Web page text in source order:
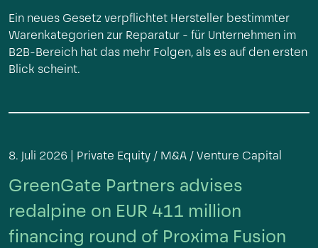
Ein neues Gesetz verpflichtet Hersteller bestimmter
Warenkategorien zur Reparatur - für Unternehmen im
B2B-Bereich hat das mehr Folgen, als es auf den ersten
Blick scheint.
8. Juli 2026 | Private Equity / M&A / Venture Capital
GreenGate Partners advises
redalpine on EUR 411 million
financing round of Proxima Fusion